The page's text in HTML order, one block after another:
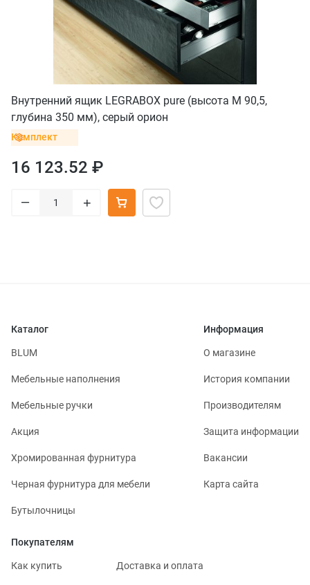
Внутренний ящик LEGRABOX pure (высота M 90,5,
глубина 350 мм), серый орион
Комплект
16 123.52 ₽
– +
Каталог
BLUM
Мебельные наполнения
Мебельные ручки
Акция
Хромированная фурнитура
Черная фурнитура для мебели
Бутылочницы
Информация
О магазине
История компании
Производителям
Защита информации
Вакансии
Карта сайта
Покупателям
Как купить Доставка и оплата